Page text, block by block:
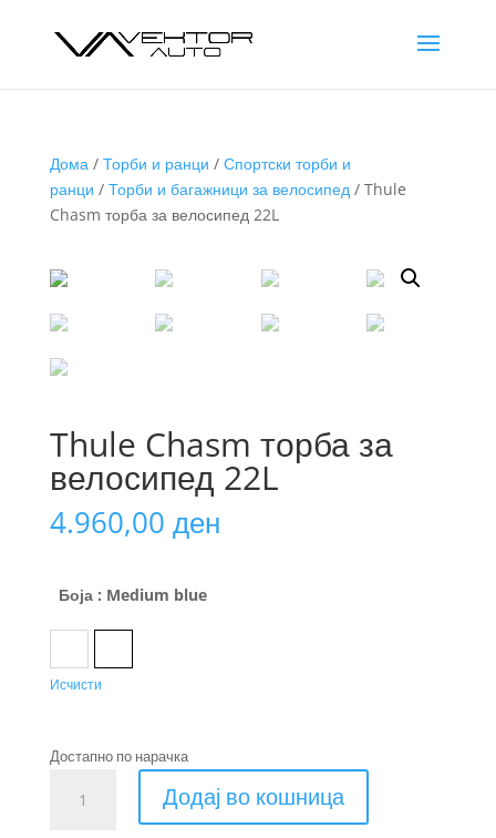
Дома/ Торби и ранци / Спортски торби и
ранци / Торби и багажници за велосипед/ Thule
Chasm торба за велосипед 22L
Thule Chasm торба за
велосипед 22L
4.960,00 ден
Боја : Medium blue
Исчисти
Достапно по нарачка
Chasm
Додај во кошница